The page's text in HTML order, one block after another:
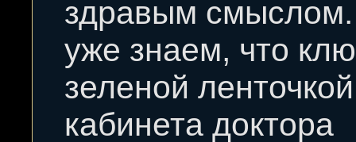
здравым
уже знаем, что
зеленой
кабинета доктора